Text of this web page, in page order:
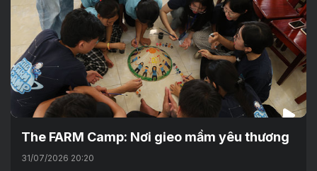
The FARM Camp: Nơi gieo mầm yêu thương
31/07/2026 20:20